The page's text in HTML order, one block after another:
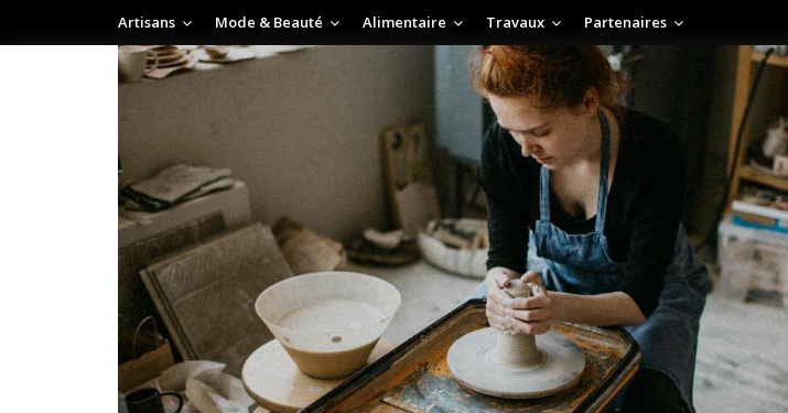
Artisans Mode & Beauté Alimentaire Travaux Partenaires